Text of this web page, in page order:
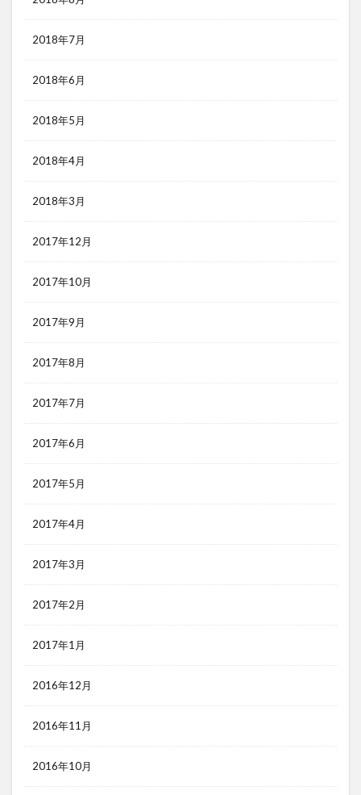
2018年7月
2018年6月
2018年5月
2018年4月
2018年3月
2017年12月
2017年10月
2017年9月
2017年8月
2017年7月
2017年6月
2017年5月
2017年4月
2017年3月
2017年2月
2017年1月
2016年12月
2016年11月
2016年10月